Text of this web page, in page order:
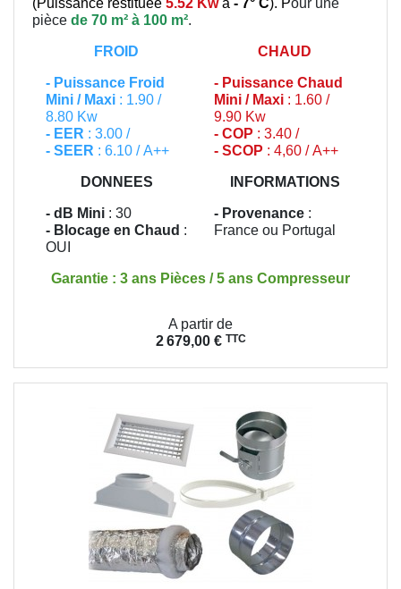
pièce de 70 m² à 100 m².
FROID
- Puissance Froid
Mini / Maxi : 1.90 /
8.80 Kw
- EER : 3.00 /
- SEER : 6.10 / A++
CHAUD
- Puissance Chaud
Mini / Maxi : 1.60 /
9.90 Kw
- COP : 3.40 /
- SCOP : 4,60 / A++
DONNEES
- dB Mini : 30
- Blocage en Chaud :
OUI
INFORMATIONS
- Provenance :
France ou Portugal
Garantie : 3 ans Pièces / 5 ans Compresseur
A partir de
2 679,00 € TTC